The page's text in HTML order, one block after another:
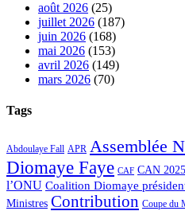
août 2026 (25)
juillet 2026 (187)
juin 2026 (168)
mai 2026 (153)
avril 2026 (149)
mars 2026 (70)
Tags
Abdoulaye Fall APR Assemblée
Diomaye Faye CAF CAN 2025
l’ONU Coalition Diomaye
Ministres Contribution Coupe du